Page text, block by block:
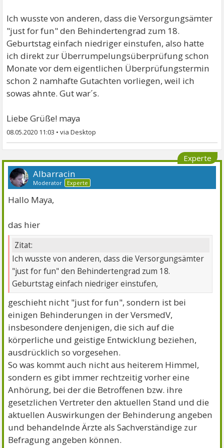
Ich wusste von anderen, dass die Versorgungsämter
"just for fun" den Behindertengrad zum 18.
Geburtstag einfach niedriger einstufen, also hatte
ich direkt zur Überrumpelungsüberprüfung schon
Monate vor dem eigentlichen Überprüfungstermin
schon 2 namhafte Gutachten vorliegen, weil ich
sowas ahnte. Gut war´s.
Liebe Grüße! maya
08.05.2020 11:03 •
Experte
Albarracin
Moderator Experte
Hallo Maya,
das hier
Zitat:
Ich wusste von anderen, dass die Versorgungsämter
"just for fun" den Behindertengrad zum 18.
Geburtstag einfach niedriger einstufen,
geschieht nicht "just for fun", sondern ist bei
einigen Behinderungen in der VersmedV,
insbesondere denjenigen, die sich auf die
körperliche und geistige Entwicklung beziehen,
ausdrücklich so vorgesehen.
So was kommt auch nicht aus heiterem Himmel,
sondern es gibt immer rechtzeitig vorher eine
Anhörung, bei der die Betroffenen bzw. ihre
gesetzlichen Vertreter den aktuellen Stand und die
aktuellen Auswirkungen der Behinderung angeben
und behandelnde Ärzte als Sachverständige zur
Befragung angeben können.